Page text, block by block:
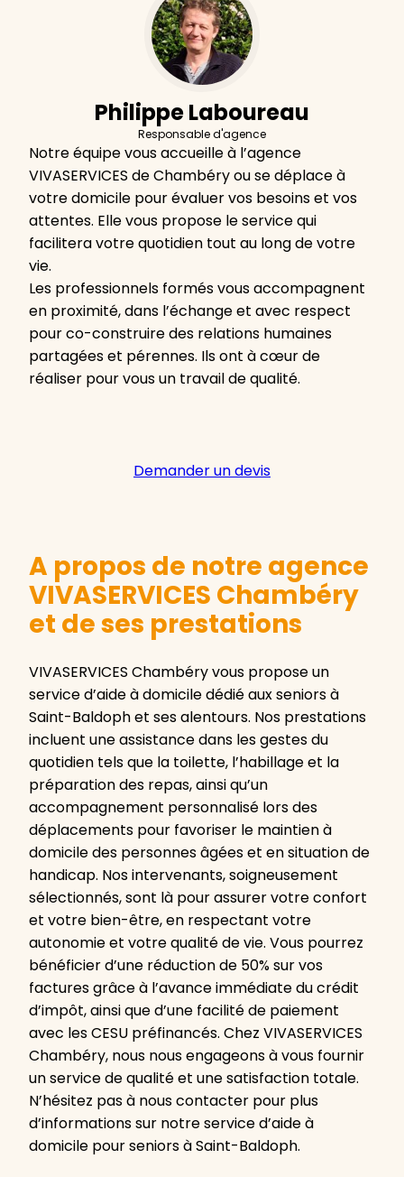
Philippe Laboureau
Responsable d'agence
Notre équipe vous accueille à l’agence
VIVASERVICES de Chambéry ou se déplace à
votre domicile pour évaluer vos besoins et vos
attentes. Elle vous propose le service qui
facilitera votre quotidien tout au long de votre
vie.
Les professionnels formés vous accompagnent
en proximité, dans l’échange et avec respect
pour co-construire des relations humaines
partagées et pérennes. Ils ont à cœur de
réaliser pour vous un travail de qualité.
Demander un devis
A propos de notre agence
VIVASERVICES Chambéry
et de ses prestations
VIVASERVICES Chambéry vous propose un
service d’aide à domicile dédié aux seniors à
Saint-Baldoph et ses alentours. Nos prestations
incluent une assistance dans les gestes du
quotidien tels que la toilette, l’habillage et la
préparation des repas, ainsi qu’un
accompagnement personnalisé lors des
déplacements pour favoriser le maintien à
domicile des personnes âgées et en situation de
handicap. Nos intervenants, soigneusement
sélectionnés, sont là pour assurer votre confort
et votre bien-être, en respectant votre
autonomie et votre qualité de vie. Vous pourrez
bénéficier d’une réduction de 50% sur vos
factures grâce à l’avance immédiate du crédit
d’impôt, ainsi que d’une facilité de paiement
avec les CESU préfinancés. Chez VIVASERVICES
Chambéry, nous nous engageons à vous fournir
un service de qualité et une satisfaction totale.
N’hésitez pas à nous contacter pour plus
d’informations sur notre service d’aide à
domicile pour seniors à Saint-Baldoph.